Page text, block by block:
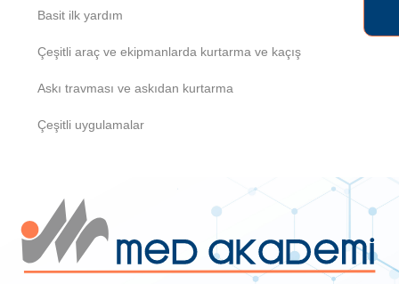
Basit ilk yardım
Çeşitli araç ve ekipmanlarda kurtarma ve kaçış
Askı travması ve askıdan kurtarma
Çeşitli uygulamalar